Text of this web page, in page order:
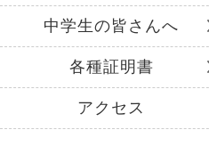
中学生の皆さんへ
各種証明書
アクセス